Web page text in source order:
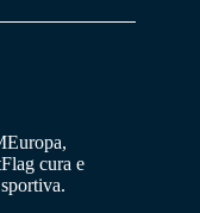
cura e